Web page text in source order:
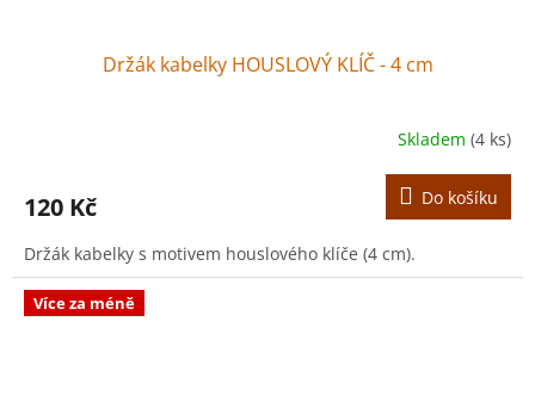
Držák kabelky HOUSLOVÝ KLÍČ - 4 cm
Skladem (4 ks)
120 Kč Do košíku
Držák kabelky s motivem houslového klíče (4 cm).
Více za méně